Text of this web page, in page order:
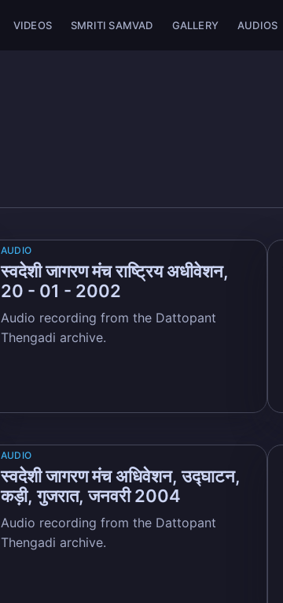
VIDEOS SMRITI SAMVAD GALLERY AUDIOS
AUDIO
स्वदेशी जागरण मंच राष्ट्रिय अधीवेशन,
20 - 01 - 2002
Audio recording from the Dattopant
Thengadi archive.
AUDIO
स्वदेशी जागरण मंच अधिवेशन, उद्घाटन,
कड़ी, गुजरात, जनवरी 2004
Audio recording from the Dattopant
Thengadi archive.